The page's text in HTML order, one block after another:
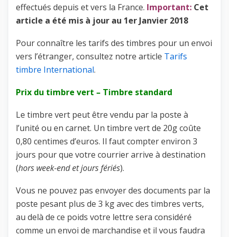
effectués depuis et vers la France. Important: Cet
article a été mis à jour au 1er Janvier 2018
Pour connaître les tarifs des timbres pour un envoi
vers l’étranger, consultez notre article Tarifs
timbre International.
Prix du timbre vert – Timbre standard
Le timbre vert peut être vendu par la poste à
l’unité ou en carnet. Un timbre vert de 20g coûte
0,80 centimes d’euros. Il faut compter environ 3
jours pour que votre courrier arrive à destination
(hors week-end et jours fériés).
Vous ne pouvez pas envoyer des documents par la
poste pesant plus de 3 kg avec des timbres verts,
au delà de ce poids votre lettre sera considéré
comme un envoi de marchandise et il vous faudra